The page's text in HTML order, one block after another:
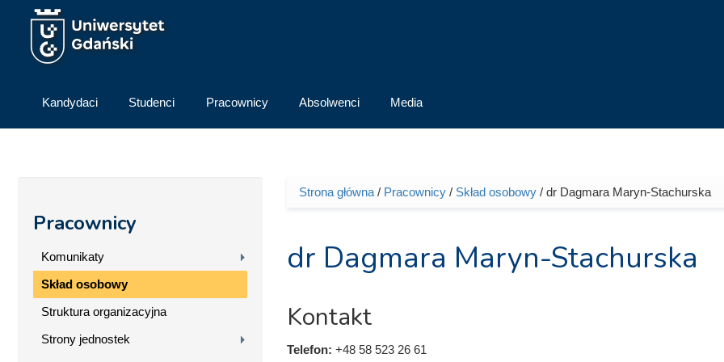
Przejdź do treści
Kandydaci Studenci Pracownicy Absolwenci Media
Pracownicy
Komunikaty
Skład osobowy
Struktura organizacyjna
Strony jednostek
Jesteś tutaj
Strona główna/ Pracownicy/ Skład osobowy/ dr Dagmara Maryn-Stachurska
dr Dagmara Maryn-Stachurska
Kontakt
Telefon: +48 58 523 26 61